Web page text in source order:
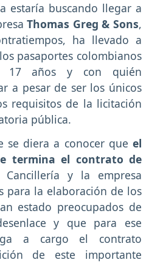
estaría buscando llegar a
Thomas Greg & Sons,
ha llevado a
pasaportes colombianos
17 años y con quién
a pesar de ser los únicos
requisitos de la licitación
pública.
se diera a conocer que el
termina el contrato de
y la empresa
para la elaboración de los
estado preocupados de
y que para ese
a cargo el contrato
de este importante